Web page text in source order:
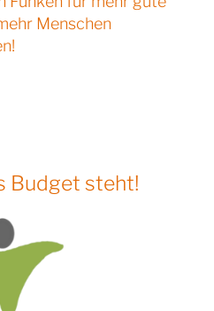
Menschen
Budget steht!